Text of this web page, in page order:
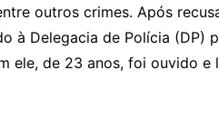
outros crimes. Após
à Delegacia de Polícia (DP)
ele, de 23 anos, foi ouvido e